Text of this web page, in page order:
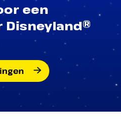
een
Disneyland®